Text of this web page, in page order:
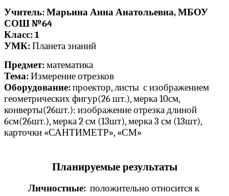
Учитель: Марьина Анна Анатольевна, МБОУ
СОШ №64
Класс: 1
УМК:Планета знаний
Предмет:математика
Тема:Измерение отрезков
Оборудование:проектор, листы с изображением
геометрических фигур(26 шт.), мерка 10см,
конверты(26шт.): изображение отрезка длиной
6см(26шт.), мерка 2 см (13шт), мерка 3 см (13шт),
карточки «САНТИМЕТР», «СМ»
Планируемые результаты
Личностные: положительно относится к